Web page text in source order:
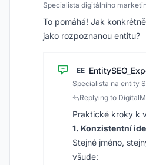
Specialista digitálního
To pomáhá! Jak
jako rozpoznanou entitu?
EE
Specialista na entity
Replying to
Praktické kroky k
1. Konzistentní
Stejné jméno,
všude: